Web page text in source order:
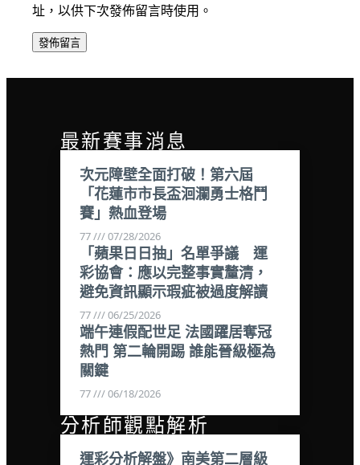
址，以供下次發佈留言時使用。
最新賽事消息
次元障壁全面打破！第六屆
「花蓮市市長盃洄瀾勇士格鬥
賽」熱血登場
77 07/28/2026
「蘋果日日抽」名單爭議 運
彩協會：應以完整事實釐清，
避免資訊顯示瑕疵被過度解讀
77 06/25/2026
端午連假配世足 法國躍居奪冠
熱門 第二輪開踢 誰能晉級極為
關鍵
77 06/18/2026
分析師觀點解析
運彩分析解盤》南美第二層級